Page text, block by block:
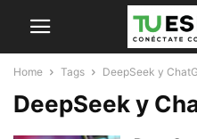
Home Tags DeepSeek y
DeepSeek y